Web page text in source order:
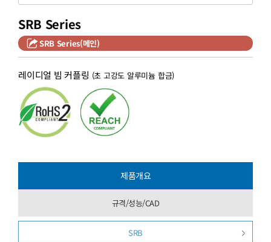
SRB Series
SRB Series(메인)
레이디얼 빔 커플링 (초 고강도 알루미늄 합금)
제품개요
규격/성능/CAD
SRB